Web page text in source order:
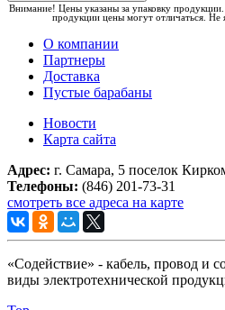
Внимание! Цены указаны за упаковку
продукции цены могут отличаться. Не
О компании
Партнеры
Доставка
Пустые барабаны
Новости
Карта сайта
Адрес: г. Самара, 5 поселок
Телефоны: (846) 201-73-31
смотреть все адреса на карте
«Содействие» - кабель, провод и
виды электротехнической